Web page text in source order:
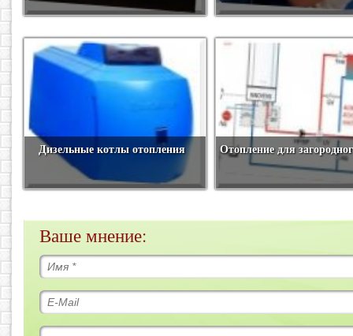
Дизельные котлы отопления Отопление для
Ваше мнение: